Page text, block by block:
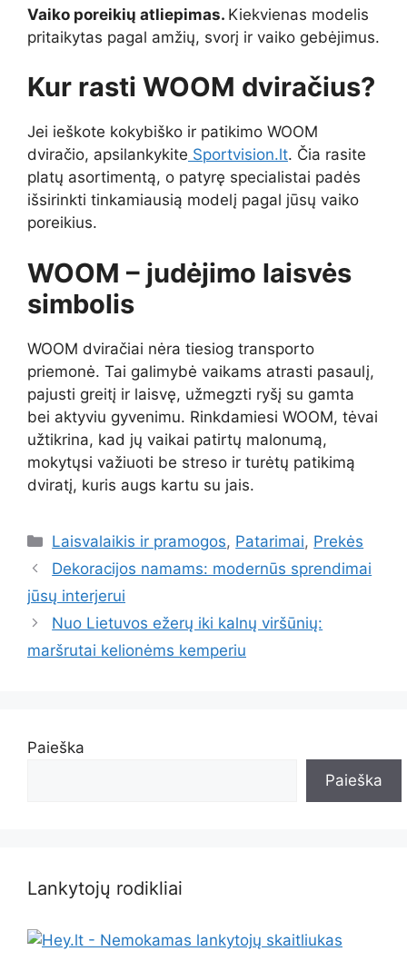
Vaiko poreikių atliepimas. Kiekvienas modelis
pritaikytas pagal amžių, svorį ir vaiko gebėjimus.
Kur rasti WOOM dviračius?
Jei ieškote kokybiško ir patikimo WOOM
dviračio, apsilankykite Sportvision.lt. Čia rasite
platų asortimentą, o patyrę specialistai padės
išsirinkti tinkamiausią modelį pagal jūsų vaiko
poreikius.
WOOM – judėjimo laisvės
simbolis
WOOM dviračiai nėra tiesiog transporto
priemonė. Tai galimybė vaikams atrasti pasaulį,
pajusti greitį ir laisvę, užmegzti ryšį su gamta
bei aktyviu gyvenimu. Rinkdamiesi WOOM, tėvai
užtikrina, kad jų vaikai patirtų malonumą,
mokytųsi važiuoti be streso ir turėtų patikimą
dviratį, kuris augs kartu su jais.
Kategorijos
Laisvalaikis ir pramogos, Patarimai, Prekės
Dekoracijos namams: modernūs sprendimai
jūsų interjerui
Nuo Lietuvos ežerų iki kalnų viršūnių:
maršrutai kelionėms kemperiu
Paieška
Paieška
Lankytojų rodikliai